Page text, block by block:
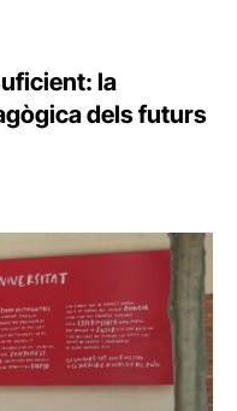
la
dels futurs